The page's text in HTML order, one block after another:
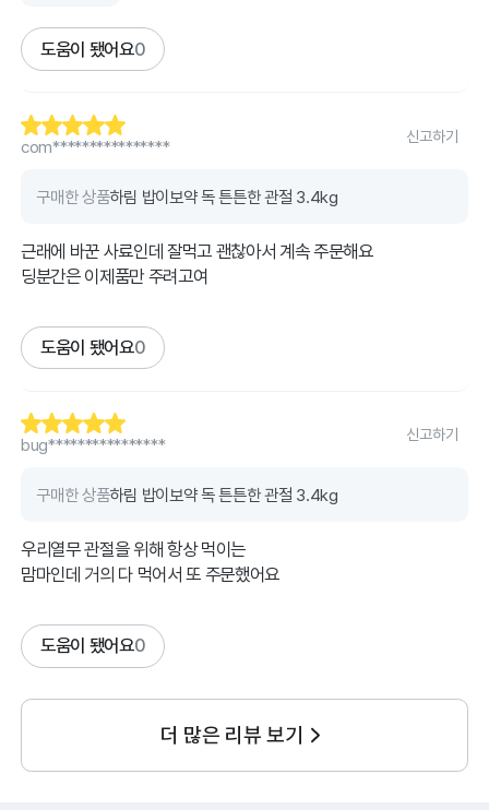
도움이 됐어요0
com****************
신고하기
구매한 상품하림 밥이보약 독 튼튼한 관절 3.4kg
근래에 바꾼 사료인데 잘먹고 괜찮아서 계속 주문해요
딩분간은 이제품만 주려고여
도움이 됐어요0
bug****************
신고하기
구매한 상품하림 밥이보약 독 튼튼한 관절 3.4kg
우리열무 관절을 위해 항상 먹이는
맘마인데 거의 다 먹어서 또 주문했어요
도움이 됐어요0
더 많은 리뷰 보기